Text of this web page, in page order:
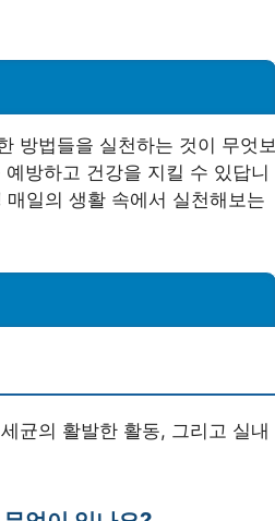
방법들을 실천하는 것이 무엇보
방하고 건강을 지킬 수 있답니
매일의 생활 속에서 실천해보는
균의 활발한 활동, 그리고 실내